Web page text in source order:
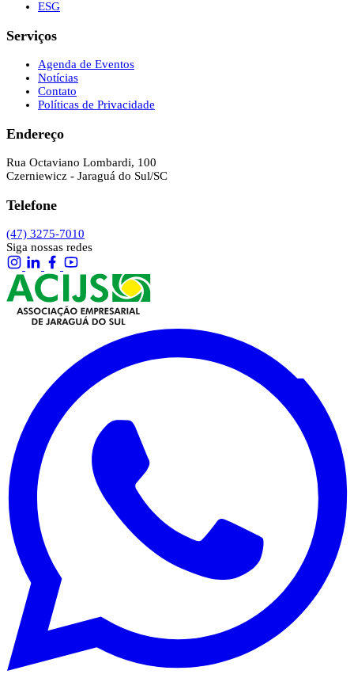
ESG
Serviços
Agenda de Eventos
Notícias
Contato
Políticas de Privacidade
Endereço
Rua Octaviano Lombardi, 100
Czerniewicz - Jaraguá do Sul/SC
Telefone
(47) 3275-7010
Siga nossas redes